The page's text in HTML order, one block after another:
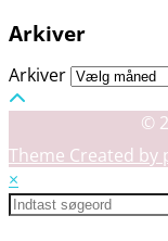
Arkiver
Arkiver
©
Theme Created by
×